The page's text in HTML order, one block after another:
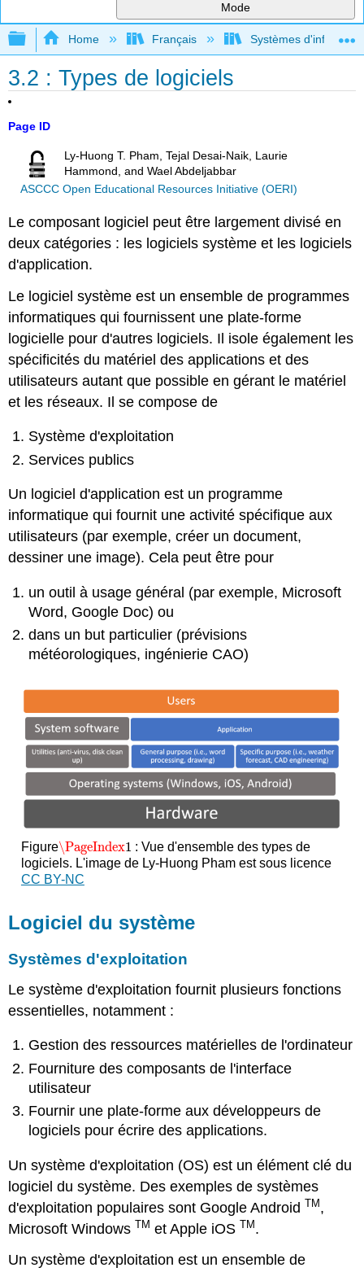
Mode
Expand/collapse global hierarchy
Home Français Systèmes
3.2 : Types de logiciels
Page ID
Ly-Huong T. Pham, Tejal Desai-Naik, Laurie
Hammond, and Wael Abdeljabbar
ASCCC Open Educational Resources Initiative (OERI)
Le composant logiciel peut être largement divisé en
deux catégories : les logiciels système et les logiciels
d'application.
Le logiciel système est un ensemble de programmes
informatiques qui fournissent une plate-forme
logicielle pour d'autres logiciels. Il isole également les
spécificités du matériel des applications et des
utilisateurs autant que possible en gérant le matériel
et les réseaux. Il se compose de
Système d'exploitation
Services publics
Un logiciel d'application est un programme
informatique qui fournit une activité spécifique aux
utilisateurs (par exemple, créer un document,
dessiner une image). Cela peut être pour
un outil à usage général (par exemple, Microsoft
Word, Google Doc) ou
dans un but particulier (prévisions
météorologiques, ingénierie CAO)
Figure\PageIndex1
\PageIndex1 : Vue d'ensemble des types de
logiciels. L'image de Ly-Huong Pham est sous licence
CC BY-NC
Logiciel du système
Systèmes d'exploitation
Le système d'exploitation fournit plusieurs fonctions
essentielles, notamment :
Gestion des ressources matérielles de l'ordinateur
Fourniture des composants de l'interface
utilisateur
Fournir une plate-forme aux développeurs de
logiciels pour écrire des applications.
Un système d'exploitation (OS) est un élément clé du
logiciel du système. Des exemples de systèmes
d'exploitation populaires sont Google Android TM ,
Microsoft Windows TM et Apple iOS TM .
Un système d'exploitation est un ensemble de